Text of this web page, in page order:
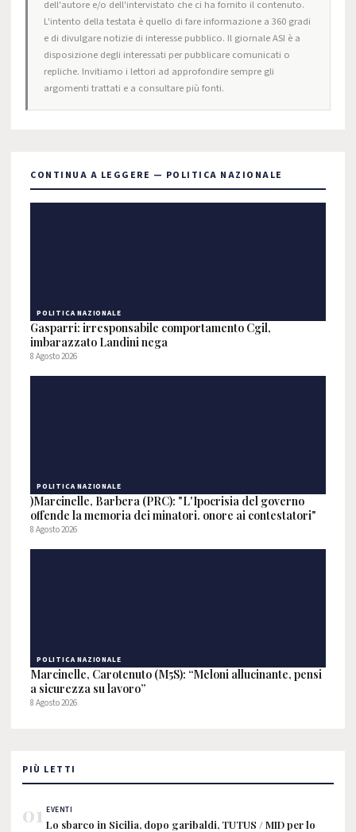
dell'autore e/o dell'intervistato che ci ha fornito il contenuto.
L'intento della testata è quello di fare informazione a 360 gradi
e di divulgare notizie di interesse pubblico. Il giornale ASI è a
disposizione degli interessati per pubblicare comunicati o
repliche. Invitiamo i lettori ad approfondire sempre gli
argomenti trattati e a consultare più fonti.
CONTINUA A LEGGERE — POLITICA NAZIONALE
POLITICA NAZIONALE
Gasparri: irresponsabile comportamento Cgil,
imbarazzato Landini nega
8 Agosto 2026
POLITICA NAZIONALE
)Marcinelle, Barbera (PRC): "L'Ipocrisia del governo
offende la memoria dei minatori. onore ai contestatori"
8 Agosto 2026
POLITICA NAZIONALE
Marcinelle, Carotenuto (M5S): “Meloni allucinante, pensi
a sicurezza su lavoro”
8 Agosto 2026
PIÙ LETTI
01 EVENTI
Lo sbarco in Sicilia, dopo garibaldi, TUTUS / MID per lo